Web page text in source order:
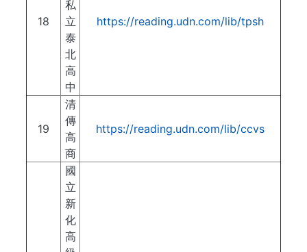
18
私
立
泰
北
高
中
https://reading.udn.com/lib/tpsh
19
清
傳
高
商
https://reading.udn.com/lib/ccvs
國
立
新
化
高